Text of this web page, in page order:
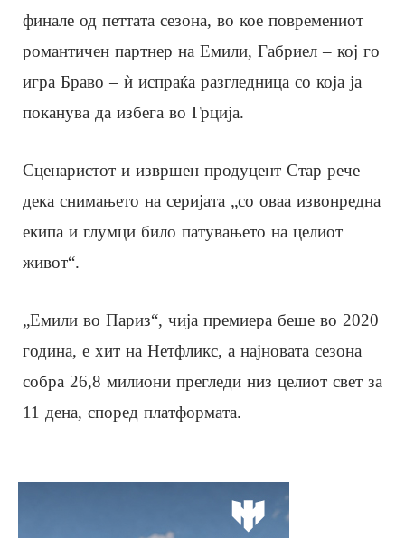
финале од петтата сезона, во кое повремениот
романтичен партнер на Емили, Габриел – кој го
игра Браво – ѝ испраќа разгледница со која ја
поканува да избега во Грција.
Сценаристот и извршен продуцент Стар рече
дека снимањето на серијата „со оваа извонредна
екипа и глумци било патувањето на целиот
живот“.
„Емили во Париз“, чија премиера беше во 2020
година, е хит на Нетфликс, а најновата сезона
собра 26,8 милиони прегледи низ целиот свет за
11 дена, според платформата.